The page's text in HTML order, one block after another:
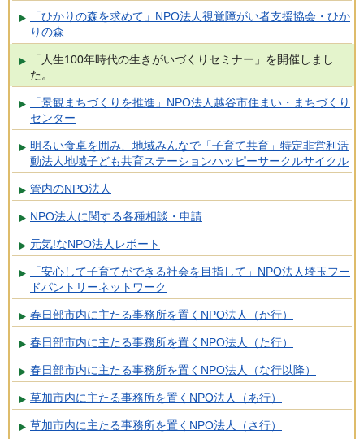
「ひかりの森を求めて」NPO法人視覚障がい者支援協会・ひか
りの森
「人生100年時代の生きがいづくりセミナー」を開催しまし
た。
「景観まちづくりを推進」NPO法人越谷市住まい・まちづくり
センター
明るい食卓を囲み、地域みんなで「子育て共育」特定非営利活
動法人地域子ども共育ステーションハッピーサークルサイクル
管内のNPO法人
NPO法人に関する各種相談・申請
元気!なNPO法人レポート
「安心して子育てができる社会を目指して」NPO法人埼玉フー
ドパントリーネットワーク
春日部市内に主たる事務所を置くNPO法人（か行）
春日部市内に主たる事務所を置くNPO法人（た行）
春日部市内に主たる事務所を置くNPO法人（な行以降）
草加市内に主たる事務所を置くNPO法人（あ行）
草加市内に主たる事務所を置くNPO法人（さ行）